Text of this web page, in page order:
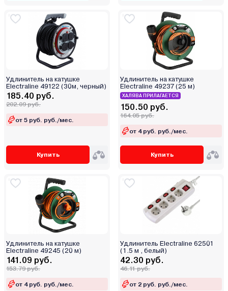
Удлинитель на катушке
Electraline 49122 (30м, черный)
185.40 руб.
202.09 руб.
от 5 руб. руб./мес.
Купить
Удлинитель на катушке
Electraline 49237 (25 м)
ХАЛЯВА ПРИЛАГАЕТСЯ
150.50 руб.
164.05 руб.
от 4 руб. руб./мес.
Купить
Удлинитель на катушке
Electraline 49245 (20 м)
141.09 руб.
153.79 руб.
от 4 руб. руб./мес.
Удлинитель Electraline 62501
(1.5 м , белый)
42.30 руб.
46.11 руб.
от 2 руб. руб./мес.